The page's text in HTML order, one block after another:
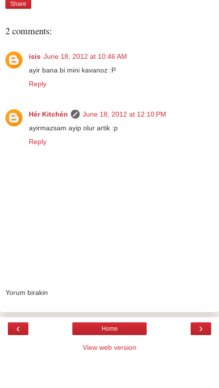
Share
2 comments:
isis June 18, 2012 at 10:46 AM
ayir bana bi mini kavanoz :P
Reply
Hér Kitchén
June 18, 2012 at 12:10 PM
ayirmazsam ayip olur artik :p
Reply
Yorum birakin
‹ ›
Home
View web version